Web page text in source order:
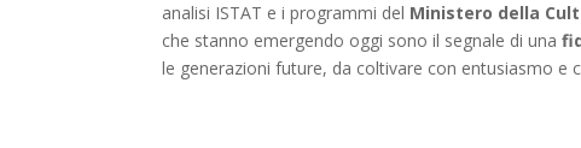
analisi ISTAT e i programmi del Ministero della
che stanno emergendo oggi sono il segnale di una
le generazioni future, da coltivare con entusiasmo e